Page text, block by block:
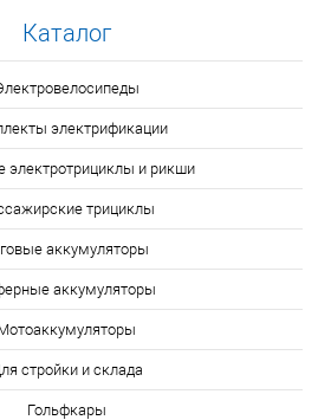
Каталог
электрификации
электротрициклы и рикши
трициклы
аккумуляторы
аккумуляторы
стройки и склада
Гольфкары